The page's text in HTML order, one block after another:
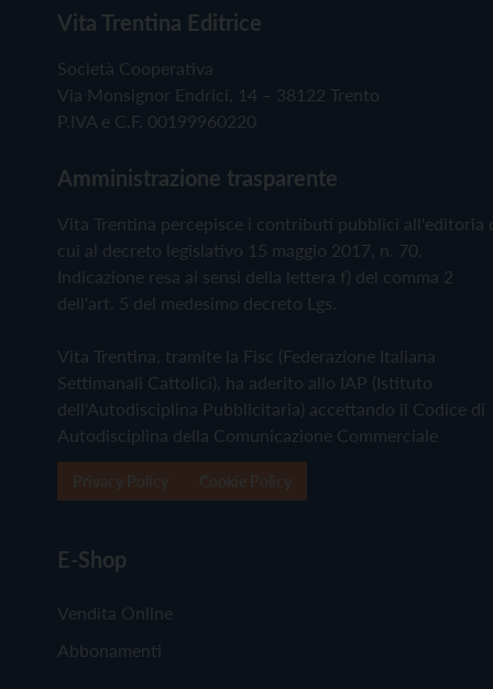
Vita Trentina Editrice
Società Cooperativa
Via Monsignor Endrici, 14 – 38122 Trento
P.IVA e C.F. 00199960220
Amministrazione trasparente
Vita Trentina percepisce i contributi pubblici all'editoria
cui al decreto legislativo 15 maggio 2017, n. 70.
Indicazione resa ai sensi della lettera f) del comma 2
dell'art. 5 del medesimo decreto Lgs.
Vita Trentina, tramite la Fisc (Federazione Italiana
Settimanali Cattolici), ha aderito allo IAP (Istituto
dell'Autodisciplina Pubblicitaria) accettando il Codice di
Autodisciplina della Comunicazione Commerciale
E-Shop
Vendita Online
Abbonamenti